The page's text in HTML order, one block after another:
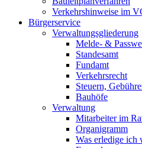
Verkehrshinweise im
Bürgerservice
Verwaltungsgliederung
Melde- &
Standesamt
Fundamt
Verkehrsrecht
Steuern,
Bauhöfe
Verwaltung
Mitarbeiter im
Organigramm
Was erledige ich